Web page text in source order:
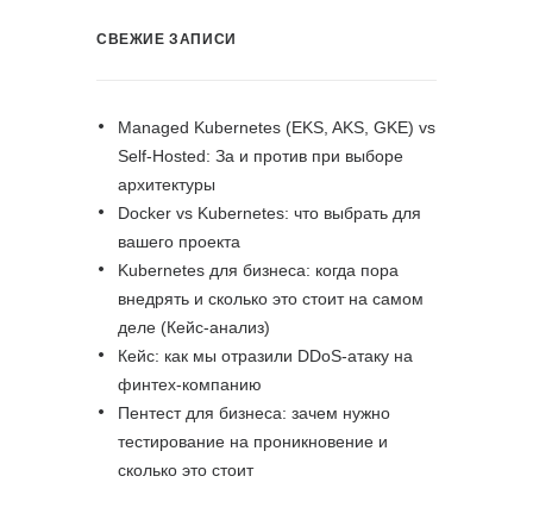
СВЕЖИЕ ЗАПИСИ
Managed Kubernetes (EKS, AKS, GKE) vs
Self-Hosted: За и против при выборе
архитектуры
Docker vs Kubernetes: что выбрать для
вашего проекта
Kubernetes для бизнеса: когда пора
внедрять и сколько это стоит на самом
деле (Кейс-анализ)
Кейс: как мы отразили DDoS-атаку на
финтех-компанию
Пентест для бизнеса: зачем нужно
тестирование на проникновение и
сколько это стоит